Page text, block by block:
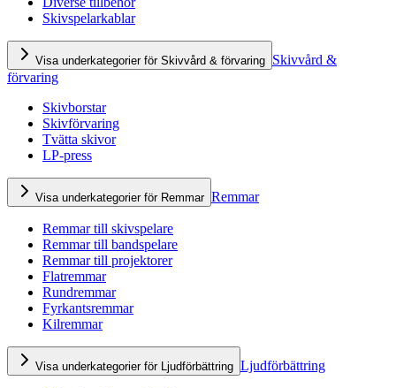
Skivspelarkablar
Visa underkategorier för Skivvård & förvaring Skivvård &
förvaring
Skivborstar
Skivförvaring
Tvätta skivor
LP-press
Visa underkategorier för Remmar Remmar
Remmar till skivspelare
Remmar till bandspelare
Remmar till projektorer
Flatremmar
Rundremmar
Fyrkantsremmar
Kilremmar
Visa underkategorier för Ljudförbättring Ljudförbättring